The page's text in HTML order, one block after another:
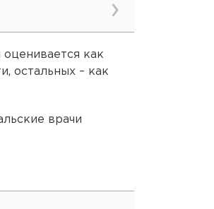
как
остальных – как
врачи